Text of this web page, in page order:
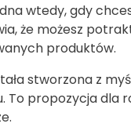
wtedy, gdy
że możesz
produktów.
stworzona z
To propozycja